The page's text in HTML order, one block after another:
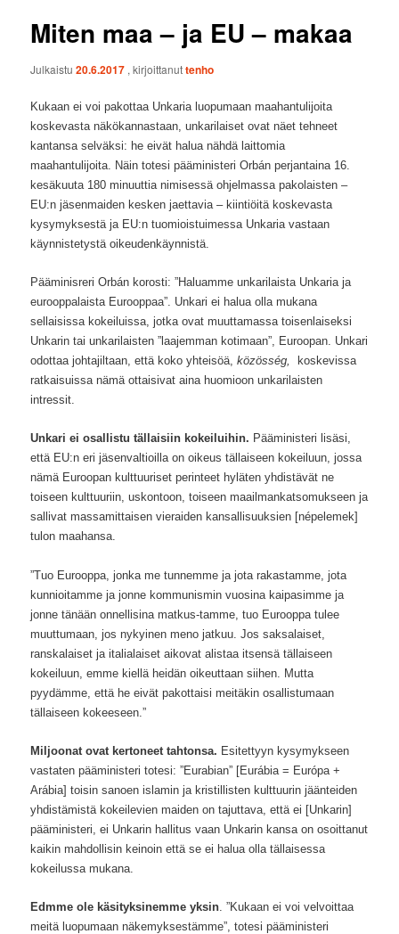
Miten maa – ja EU – makaa
Julkaistu20.6.2017 , kirjoittanuttenho
Kukaan ei voi pakottaa Unkaria luopumaan maahantulijoita
koskevasta näkökannastaan, unkarilaiset ovat näet tehneet
kantansa selväksi: he eivät halua nähdä laittomia
maahantulijoita. Näin totesi pääministeri Orbán perjantaina 16.
kesäkuuta 180 minuuttia nimisessä ohjelmassa pakolaisten –
EU:n jäsenmaiden kesken jaettavia – kiintiöitä koskevasta
kysymyksestä ja EU:n tuomioistuimessa Unkaria vastaan
käynnistetystä oikeudenkäynnistä.
Pääminisreri Orbán korosti: ”Haluamme unkarilaista Unkaria ja
eurooppalaista Eurooppaa”. Unkari ei halua olla mukana
sellaisissa kokeiluissa, jotka ovat muuttamassa toisenlaiseksi
Unkarin tai unkarilaisten ”laajemman kotimaan”, Euroopan. Unkari
odottaa johtajiltaan, että koko yhteisöä,közösség,
koskevissa
ratkaisuissa nämä ottaisivat aina huomioon unkarilaisten
intressit.
Unkari ei osallistu tällaisiin kokeiluihin. Pääministeri lisäsi,
että EU:n eri jäsenvaltioilla on oikeus tällaiseen kokeiluun, jossa
nämä Euroopan kulttuuriset perinteet hyläten yhdistävät ne
toiseen kulttuuriin, uskontoon, toiseen maailmankatsomukseen ja
sallivat massamittaisen vieraiden kansallisuuksien [népelemek]
tulon maahansa.
”Tuo Eurooppa, jonka me tunnemme ja jota rakastamme, jota
kunnioitamme ja jonne kommunismin vuosina kaipasimme ja
jonne tänään onnellisina matkus-tamme, tuo Eurooppa tulee
muuttumaan, jos nykyinen meno jatkuu. Jos saksalaiset,
ranskalaiset ja italialaiset aikovat alistaa itsensä tällaiseen
kokeiluun, emme kiellä heidän oikeuttaan siihen. Mutta
pyydämme, että he eivät pakottaisi meitäkin osallistumaan
tällaiseen kokeeseen.”
Miljoonat ovat kertoneet tahtonsa. Esitettyyn kysymykseen
vastaten pääministeri totesi: ”Eurabian” [Eurábia = Európa +
Arábia] toisin sanoen islamin ja kristillisten kulttuurin jäänteiden
yhdistämistä kokeilevien maiden on tajuttava, että ei [Unkarin]
pääministeri, ei Unkarin hallitus vaan Unkarin kansa on osoittanut
kaikin mahdollisin keinoin että se ei halua olla tällaisessa
kokeilussa mukana.
Edmme ole käsityksinemme yksin . ”Kukaan ei voi velvoittaa
meitä luopumaan näkemyksestämme”, totesi pääministeri